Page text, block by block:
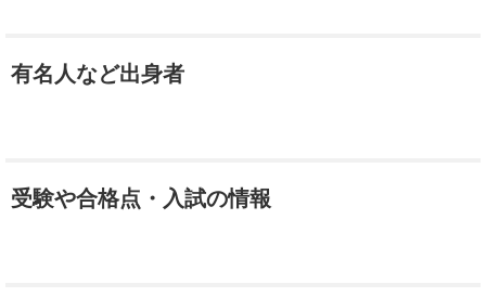
有名人など出身者
受験や合格点・入試の情報